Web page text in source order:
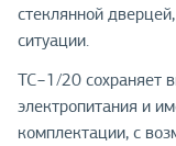
стеклянной
ситуации.
ТС−1/20 сохраняет
электропитания и
комплектации, с